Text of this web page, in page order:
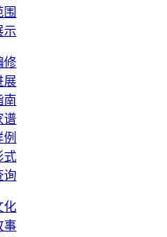
围
示
修
展
南
谱
式
询
化
事